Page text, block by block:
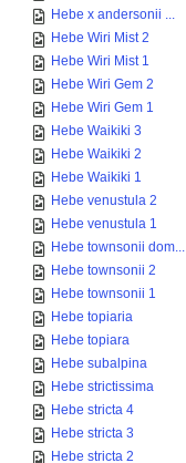
Hebe x andersonii ...
Hebe Wiri Mist 2
Hebe Wiri Mist 1
Hebe Wiri Gem 2
Hebe Wiri Gem 1
Hebe Waikiki 3
Hebe Waikiki 2
Hebe Waikiki 1
Hebe venustula 2
Hebe venustula 1
Hebe townsonii dom...
Hebe townsonii 2
Hebe townsonii 1
Hebe topiaria
Hebe topiara
Hebe subalpina
Hebe strictissima
Hebe stricta 4
Hebe stricta 3
Hebe stricta 2